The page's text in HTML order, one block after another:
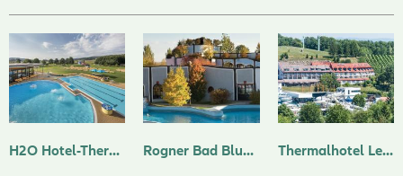
H2O Hotel-Therme-Resort Rogner Bad Blumau Thermalhotel Leitner ****